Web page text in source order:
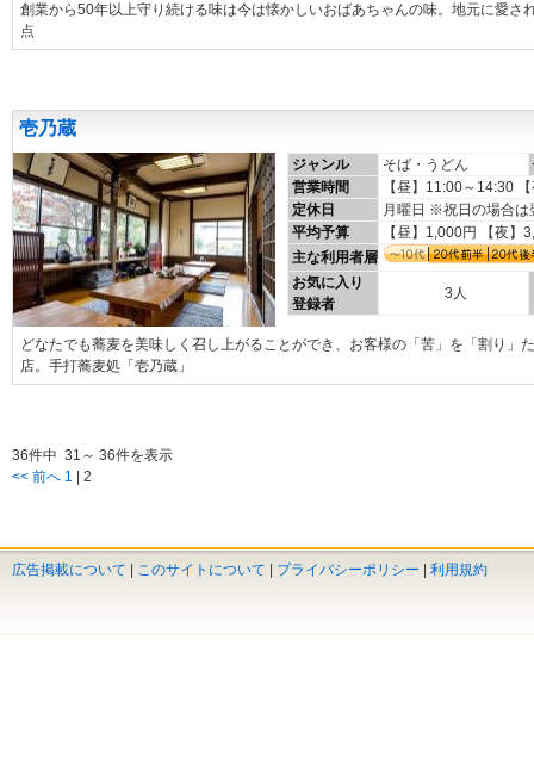
創業から50年以上守り続ける味は今は懐かしいおばあちゃんの味。地元に愛さ
点
壱乃蔵
ジャンル そば・うどん
営業時間
【昼】11:00～14:30
定休日
月曜日 ※祝日の場合は
平均予算
【昼】1,000円 【夜】
主な利用者層
お気に入り
登録者
3人
どなたでも蕎麦を美味しく召し上がることができ、お客様の「苦」を「割り」
店。手打蕎麦処「壱乃蔵」
36件中 31～ 36件を表示
<< 前へ 1 2
広告掲載について このサイトについて プライバシーポリシー 利用規約